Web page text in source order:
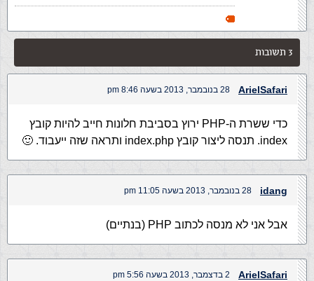
3 תשובות
ArielSafari 28 בנובמבר, 2013 בשעה 8:46 pm
כדי ששרת ה-PHP ירוץ בסביבת חלונות חייב להיות קובץ
index. תנסה ליצור קובץ index.php ותראה שזה ייעבוד. 🙂
idang 28 בנובמבר, 2013 בשעה 11:05 pm
אבל אני לא מנסה לכתוב PHP (בנתיים)
ArielSafari 2 בדצמבר, 2013 בשעה 5:56 pm